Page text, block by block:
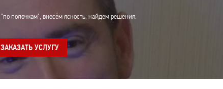
полочкам", внесём ясность, найдем решения.
ЗАКАЗАТЬ УСЛУГУ